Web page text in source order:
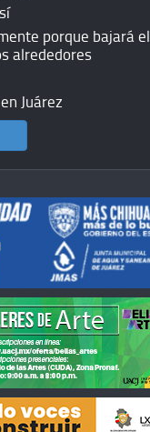
porque bajará el
alrededores
Juárez